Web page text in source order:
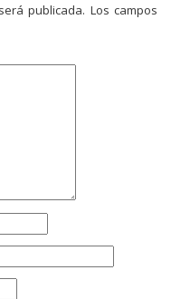
publicada. Los campos